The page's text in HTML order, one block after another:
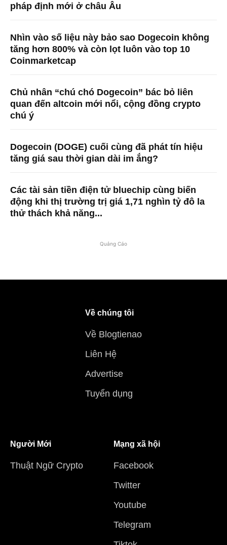
pháp định mới ở châu Âu
Nhìn vào số liệu này bảo sao Dogecoin không
tăng hơn 800% và còn lọt luôn vào top 10
Coinmarketcap
Chủ nhân “chú chó Dogecoin” bác bỏ liên
quan đến altcoin mới nổi, cộng đồng crypto
chú ý
Dogecoin (DOGE) cuối cùng đã phát tín hiệu
tăng giá sau thời gian dài im ắng?
Các tài sản tiền điện tử bluechip cùng biến
động khi thị trường trị giá 1,71 nghìn tỷ đô la
thử thách khả năng...
Quảng Cáo
Về chúng tôi
Về Blogtienao
Liên Hệ
Advertise
Tuyển dụng
Người Mới
Thuật Ngữ Crypto
Mạng xã hội
Facebook
Twitter
Youtube
Telegram